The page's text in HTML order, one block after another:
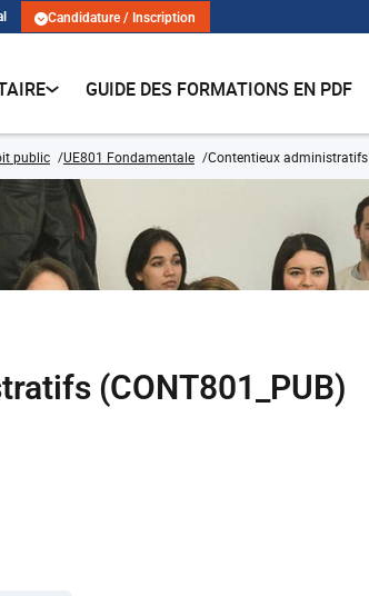
Candidature / Inscription
GUIDE DES FORMATIONS EN PDF
public UE801 Fondamentale Contentieux administratifs
(CONT801_PUB)